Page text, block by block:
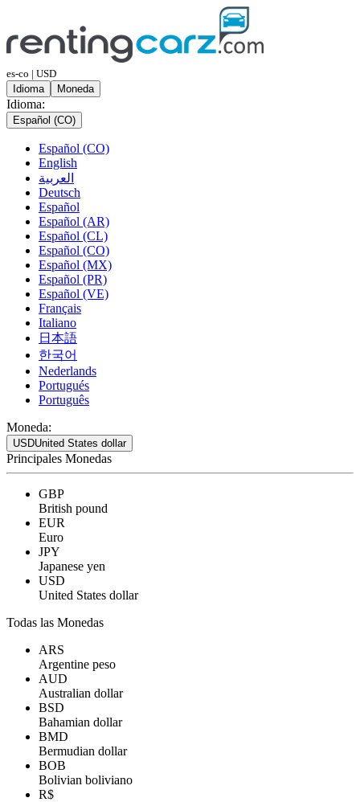
es-co | USD
Idioma
Moneda
Idioma:
Español (CO)
Español (CO)
English
العربية
Deutsch
Español
Español (AR)
Español (CL)
Español (CO)
Español (MX)
Español (PR)
Español (VE)
Français
Italiano
日本語
한국어
Nederlands
Portugués
Português
Moneda:
USDUnited States dollar
Principales Monedas
GBP
British pound
EUR
Euro
JPY
Japanese yen
USD
United States dollar
Todas las Monedas
ARS
Argentine peso
AUD
Australian dollar
BSD
Bahamian dollar
BMD
Bermudian dollar
BOB
Bolivian boliviano
R$